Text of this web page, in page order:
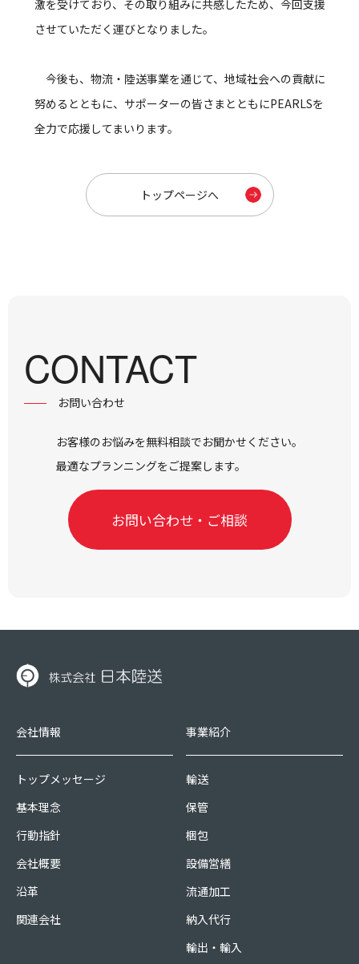
激を受けており、その取り組みに共感したため、今回支援
させていただく運びとなりました。
今後も、物流・陸送事業を通じて、地域社会への貢献に
努めるとともに、サポーターの皆さまとともにPEARLSを
全力で応援してまいります。
トップページへ
CONTACT
お問い合わせ
お客様のお悩みを無料相談でお聞かせください。
最適なプランニングをご提案します。
お問い合わせ・ご相談
会社情報
トップメッセージ
基本理念
行動指針
会社概要
沿革
関連会社
事業紹介
輸送
保管
梱包
設備営繕
流通加工
納入代行
輸出・輸入